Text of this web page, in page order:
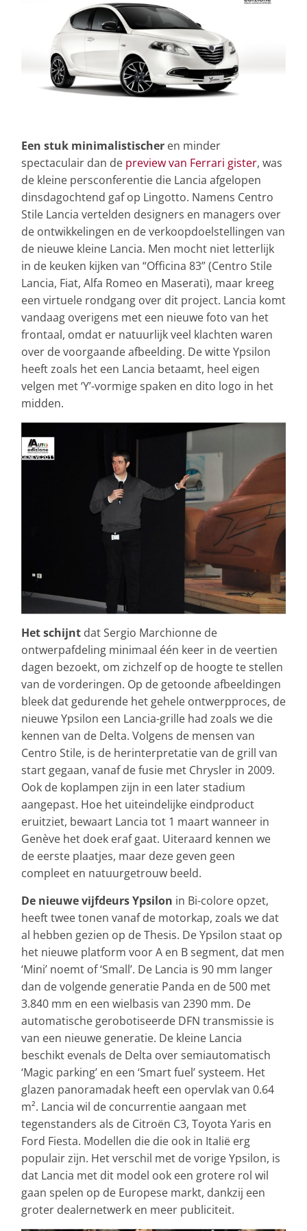
Een stuk minimalistischer en minder
spectaculair dan de preview van Ferrari gister, was
de kleine persconferentie die Lancia afgelopen
dinsdagochtend gaf op Lingotto. Namens Centro
Stile Lancia vertelden designers en managers over
de ontwikkelingen en de verkoopdoelstellingen van
de nieuwe kleine Lancia. Men mocht niet letterlijk
in de keuken kijken van “Officina 83” (Centro Stile
Lancia, Fiat, Alfa Romeo en Maserati), maar kreeg
een virtuele rondgang over dit project. Lancia komt
vandaag overigens met een nieuwe foto van het
frontaal, omdat er natuurlijk veel klachten waren
over de voorgaande afbeelding. De witte Ypsilon
heeft zoals het een Lancia betaamt, heel eigen
velgen met ‘Y’-vormige spaken en dito logo in het
midden.
Het schijnt dat Sergio Marchionne de
ontwerpafdeling minimaal één keer in de veertien
dagen bezoekt, om zichzelf op de hoogte te stellen
van de vorderingen. Op de getoonde afbeeldingen
bleek dat gedurende het gehele ontwerpproces, de
nieuwe Ypsilon een Lancia-grille had zoals we die
kennen van de Delta. Volgens de mensen van
Centro Stile, is de herinterpretatie van de grill van
start gegaan, vanaf de fusie met Chrysler in 2009.
Ook de koplampen zijn in een later stadium
aangepast. Hoe het uiteindelijke eindproduct
eruitziet, bewaart Lancia tot 1 maart wanneer in
Genève het doek eraf gaat. Uiteraard kennen we
de eerste plaatjes, maar deze geven geen
compleet en natuurgetrouw beeld.
De nieuwe vijfdeurs Ypsilon in Bi-colore opzet,
heeft twee tonen vanaf de motorkap, zoals we dat
al hebben gezien op de Thesis. De Ypsilon staat op
het nieuwe platform voor A en B segment, dat men
‘Mini’ noemt of ‘Small’. De Lancia is 90 mm langer
dan de volgende generatie Panda en de 500 met
3.840 mm en een wielbasis van 2390 mm. De
automatische gerobotiseerde DFN transmissie is
van een nieuwe generatie. De kleine Lancia
beschikt evenals de Delta over semiautomatisch
‘Magic parking’ en een ‘Smart fuel’ systeem. Het
glazen panoramadak heeft een opervlak van 0.64
m². Lancia wil de concurrentie aangaan met
tegenstanders als de Citroën C3, Toyota Yaris en
Ford Fiesta. Modellen die die ook in Italië erg
populair zijn. Het verschil met de vorige Ypsilon, is
dat Lancia met dit model ook een grotere rol wil
gaan spelen op de Europese markt, dankzij een
groter dealernetwerk en meer publiciteit.